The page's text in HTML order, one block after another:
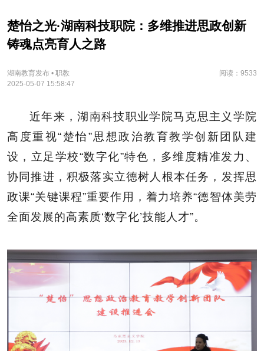
楚怡之光·湖南科技职院：多维推进思政创新
铸魂点亮育人之路
湖南教育发布 • 职教
阅读：9533
2025-05-07 15:58:47
近年来，湖南科技职业学院马克思主义学院
高度重视“楚怡”思想政治教育教学创新团队建
设，立足学校“数字化”特色，多维度精准发力、
协同推进，积极落实立德树人根本任务，发挥思
政课“关键课程”重要作用，着力培养“德智体美劳
全面发展的高素质‘数字化’技能人才”。